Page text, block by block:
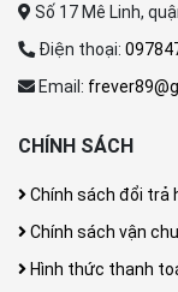
Số 17 Mê Linh,
Điện thoại:
Email:
CHÍNH SÁCH
Chính sách đổi trả
Chính sách vận
Hình thức thanh